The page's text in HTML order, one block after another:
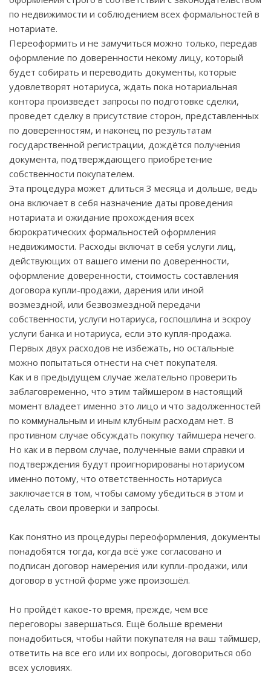
по недвижимости и соблюдением всех формальностей в
нотариате.
Переоформить и не замучиться можно только, передав
оформление по доверенности некому лицу, который
будет собирать и переводить документы, которые
удовлетворят нотариуса, ждать пока нотариальная
контора произведет запросы по подготовке сделки,
проведет сделку в присутствие сторон, представленных
по доверенностям, и наконец по результатам
государственной регистрации, дождётся получения
документа, подтверждающего приобретение
собственности покупателем.
Эта процедура может длиться 3 месяца и дольше, ведь
она включает в себя назначение даты проведения
нотариата и ожидание прохождения всех
бюрократических формальностей оформления
недвижимости. Расходы включат в себя услуги лиц,
действующих от вашего имени по доверенности,
оформление доверенности, стоимость составления
договора купли-продажи, дарения или иной
возмездной, или безвозмездной передачи
собственности, услуги нотариуса, госпошлина и эскроу
услуги банка и нотариуса, если это купля-продажа.
Первых двух расходов не избежать, но остальные
можно попытаться отнести на счёт покупателя.
Как и в предыдущем случае желательно проверить
заблаговременно, что этим таймшером в настоящий
момент владеет именно это лицо и что задолженностей
по коммунальным и иным клубным расходам нет. В
противном случае обсуждать покупку таймшера нечего.
Но как и в первом случае, полученные вами справки и
подтверждения будут проигнорированы нотариусом
именно потому, что ответственность нотариуса
заключается в том, чтобы самому убедиться в этом и
сделать свои проверки и запросы.
Как понятно из процедуры переоформления, документы
понадобятся тогда, когда всё уже согласовано и
подписан договор намерения или купли-продажи, или
договор в устной форме уже произошёл.
Но пройдёт какое-то время, прежде, чем все
переговоры завершаться. Ещё больше времени
понадобиться, чтобы найти покупателя на ваш таймшер,
ответить на все его или их вопросы, договориться обо
всех условиях.